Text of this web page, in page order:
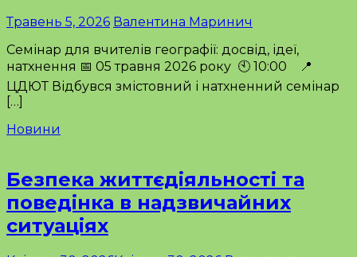
Травень 5, 2026 Валентина Маринич
Семінар для вчителів географії: досвід, ідеї,
натхнення 📅 05 травня 2026 року 🕙 10:00 📍
ЦДЮТ Відбувся змістовний і натхненний семінар
[…]
Новини
Безпека життєдіяльності та
поведінка в надзвичайних
ситуаціях